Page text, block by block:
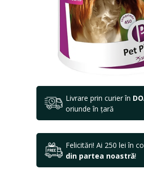
Livrare prin curier în
oriunde în țară
Felicitări! Ai 250 lei în
din partea noastră!